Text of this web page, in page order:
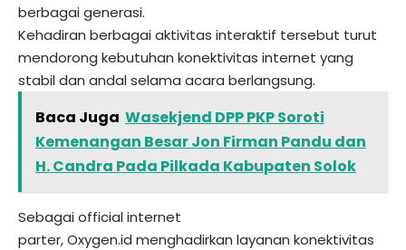
berbagai generasi.
Kehadiran berbagai aktivitas interaktif tersebut turut
mendorong kebutuhan konektivitas internet yang
stabil dan andal selama acara berlangsung.
Baca Juga Wasekjend DPP PKP Soroti
Kemenangan Besar Jon Firman Pandu dan
H. Candra Pada Pilkada Kabupaten Solok
Sebagai official internet
parter,Oxygen.id menghadirkan layanan konektivitas